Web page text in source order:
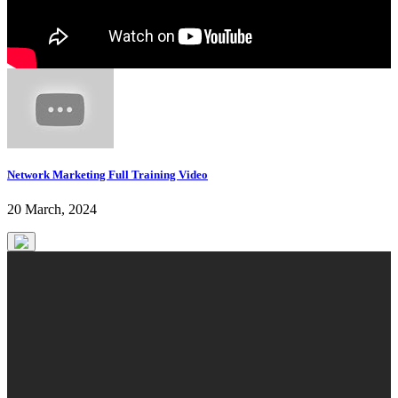
Network Marketing Full Training Video
20 March, 2024